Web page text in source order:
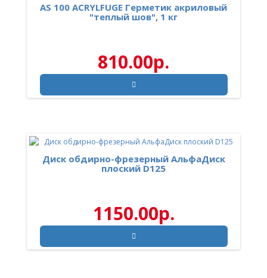
AS 100 ACRYLFUGE Герметик акриловый
"теплый шов", 1 кг
810.00р.
Диск обдирно-фрезерный АльфаДиск
плоский D125
1150.00р.